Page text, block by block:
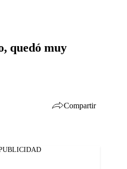
quedó muy
Compartir